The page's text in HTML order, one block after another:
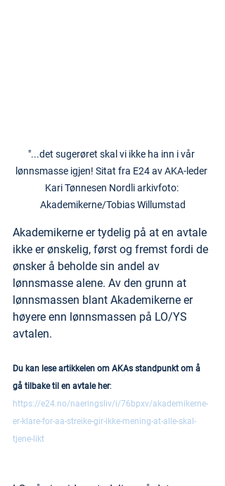
"...det sugerøret skal vi ikke ha inn i vår
lønnsmasse igjen! Sitat fra E24 av AKA-leder
Kari Tønnesen Nordli arkivfoto:
Akademikerne/​Tobias Willumstad
Akademikerne er tydelig på at en avtale
ikke er ønskelig, først og fremst fordi de
ønsker å beholde sin andel av
lønnsmasse alene. Av den grunn at
lønnsmassen blant Akademikerne er
høyere enn lønnsmassen på LO/YS
avtalen.
Du kan lese artikkelen om AKAs standpunkt om å
gå tilbake til en avtale her:
https://e24.no/naeringsliv/i/76bpxv/akademikerne-
er-klare-for-aa-streike-gir-ikke-mening-at-alle-skal-
tjene-likt